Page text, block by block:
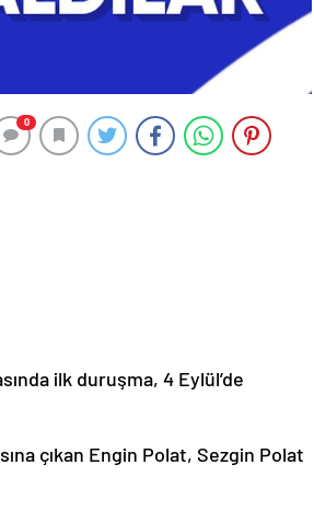
0
ilk duruşma, 4 Eylül’de
çıkan Engin Polat, Sezgin Polat